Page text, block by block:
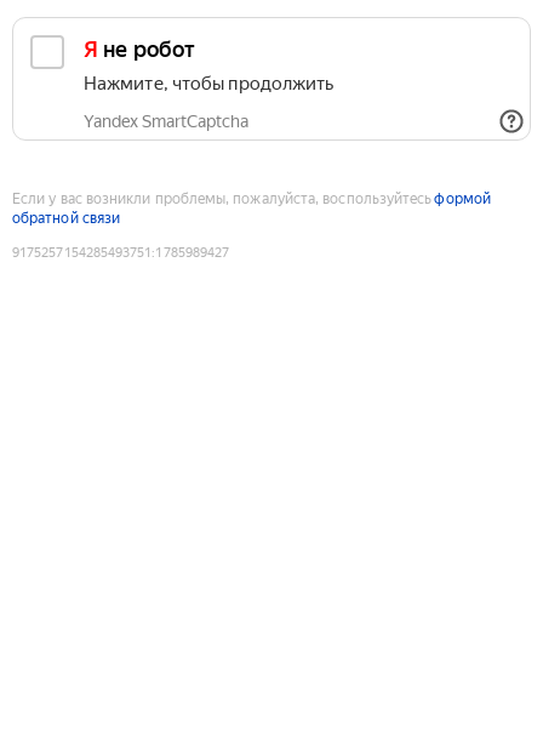
Я не робот
Нажмите, чтобы продолжить
Yandex SmartCaptcha
Если у вас возникли проблемы, пожалуйста, воспользуйтесьформой
обратной связи
9175257154285493751 :1785989427